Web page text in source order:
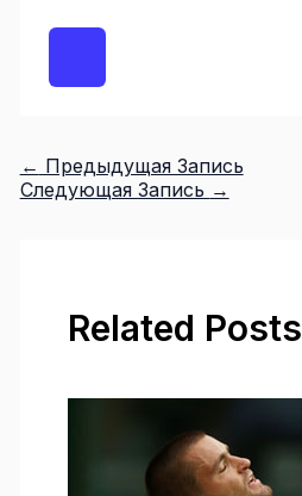
← Предыдущая Запись
Следующая Запись →
Related Posts